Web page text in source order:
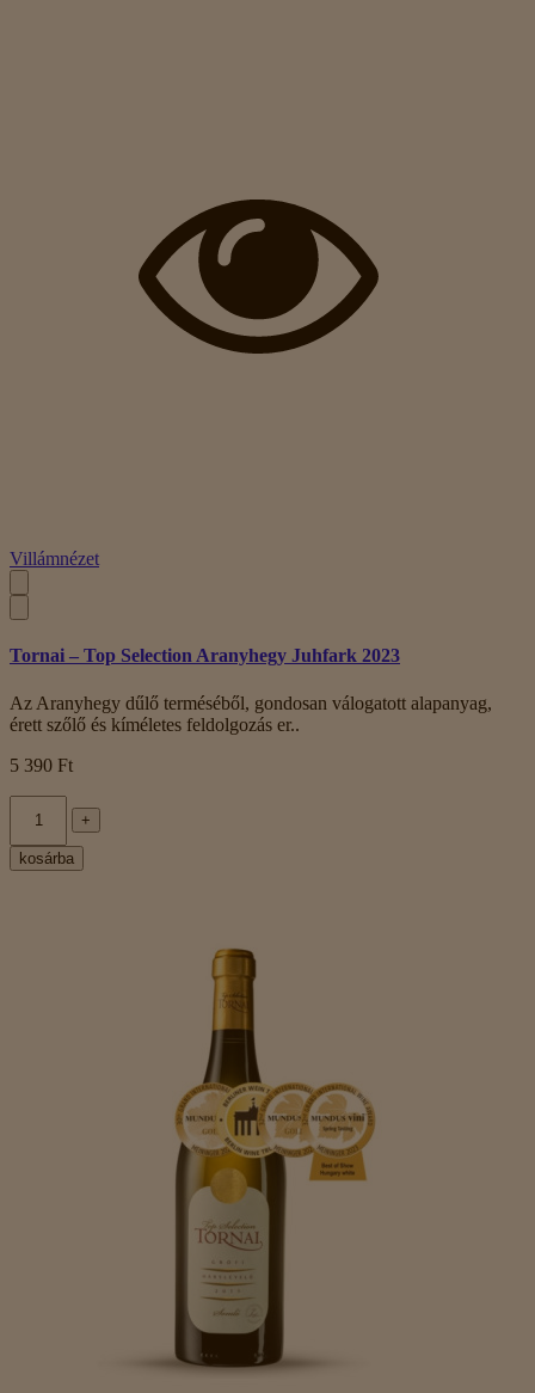
Villámnézet
Tornai – Top Selection Aranyhegy Juhfark 2023
Az Aranyhegy dűlő terméséből, gondosan válogatott alapanyag,
érett szőlő és kíméletes feldolgozás er..
5 390 Ft
+
kosárba